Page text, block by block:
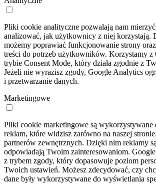
Pliki cookie analityczne pozwalają nam
analizować, jak użytkownicy z niej korzystają.
możemy poprawiać funkcjonowanie strony
treści do potrzeb użytkowników. Korzystamy
trybie Consent Mode, który działa zgodnie z
Jeżeli nie wyrazisz zgody, Google Analytics
i przetwarzanie danych.
Marketingowe
Pliki cookie marketingowe są wykorzystywane
reklam, które widzisz zarówno na naszej
partnerów zewnętrznych. Dzięki nim reklamy
odpowiadają Twoim zainteresowaniom.
z trybem zgody, który dopasowuje poziom
Twoich ustawień. Możesz zdecydować, czy
dane były wykorzystywane do wyświetlania